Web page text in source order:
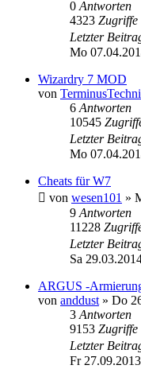
0 Antworten
4323 Zugriffe
Letzter
Mo
Wizardry 7 MOD
von
6 Antworten
10545
Letzter
Mo
Cheats für W7
von wesen101 »
9 Antworten
11228
Letzter
Sa
ARGUS -
von anddust » Do
3 Antworten
9153 Zugriffe
Letzter
Fr